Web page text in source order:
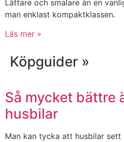
Lättare och smalare än en
man enklast kompaktklassen.
Läs mer »
Köpguider »
Så mycket bättre
husbilar
Man kan tycka att husbilar sett